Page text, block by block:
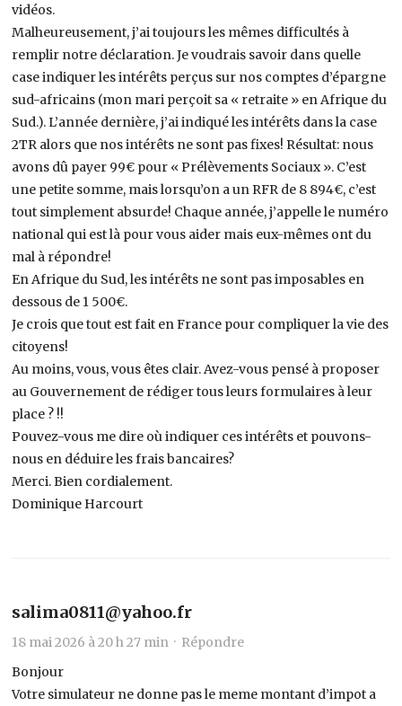
vidéos.
Malheureusement, j’ai toujours les mêmes difficultés à
remplir notre déclaration. Je voudrais savoir dans quelle
case indiquer les intérêts perçus sur nos comptes d’épargne
sud-africains (mon mari perçoit sa « retraite » en Afrique du
Sud.). L’année dernière, j’ai indiqué les intérêts dans la case
2TR alors que nos intérêts ne sont pas fixes! Résultat: nous
avons dû payer 99€ pour « Prélèvements Sociaux ». C’est
une petite somme, mais lorsqu’on a un RFR de 8 894€, c’est
tout simplement absurde! Chaque année, j’appelle le numéro
national qui est là pour vous aider mais eux-mêmes ont du
mal à répondre!
En Afrique du Sud, les intérêts ne sont pas imposables en
dessous de 1 500€.
Je crois que tout est fait en France pour compliquer la vie des
citoyens!
Au moins, vous, vous êtes clair. Avez-vous pensé à proposer
au Gouvernement de rédiger tous leurs formulaires à leur
place ? !!
Pouvez-vous me dire où indiquer ces intérêts et pouvons-
nous en déduire les frais bancaires?
Merci. Bien cordialement.
Dominique Harcourt
salima0811@yahoo.fr
18 mai 2026 à 20 h 27 min · Répondre
Bonjour
Votre simulateur ne donne pas le meme montant d’impot a